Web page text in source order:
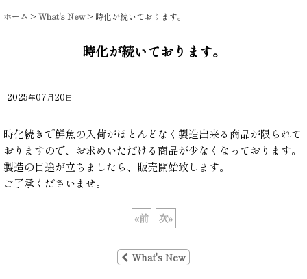
ホーム >What's New > 時化が続いております。
時化が続いております。
2025年07月20日
時化続きで鮮魚の入荷がほとんどなく製造出来る商品が限られて
おりますので、お求めいただける商品が少なくなっております。
製造の目途が立ちましたら、販売開始致します。
ご了承くださいませ。
«前 次»
What's New